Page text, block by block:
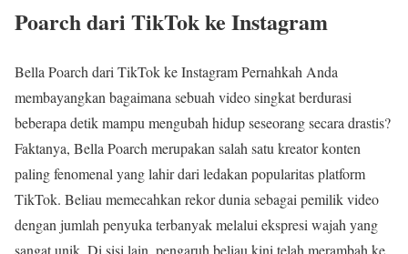
Poarch dari TikTok ke Instagram
Bella Poarch dari TikTok ke Instagram Pernahkah Anda
membayangkan bagaimana sebuah video singkat berdurasi
beberapa detik mampu mengubah hidup seseorang secara drastis?
Faktanya, Bella Poarch merupakan salah satu kreator konten
paling fenomenal yang lahir dari ledakan popularitas platform
TikTok. Beliau memecahkan rekor dunia sebagai pemilik video
dengan jumlah penyuka terbanyak melalui ekspresi wajah yang
sangat unik. Di sisi lain, pengaruh beliau kini telah merambah ke